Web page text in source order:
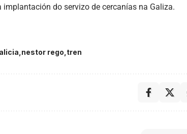
do servizo de cercanías na Galiza.
nestor rego tren